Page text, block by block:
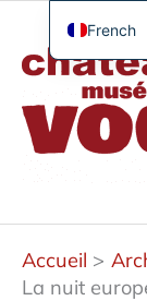
Aller
contenu
Accueil
La nuit
French
English
German
Spanish